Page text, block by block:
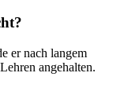
er nach langem
angehalten.